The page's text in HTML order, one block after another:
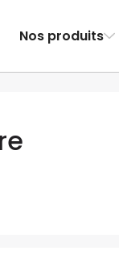
Nos produits